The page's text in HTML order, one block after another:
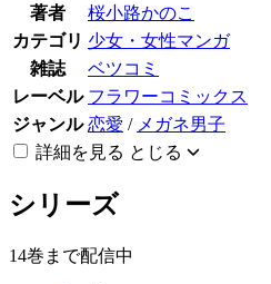
著者
桜小路かのこ
カテゴリ 少女・女性マンガ
雑誌
ベツコミ
レーベル フラワーコミックス
ジャンル 恋愛 / メガネ男子
詳細を見る とじる
シリーズ
14巻まで配信中